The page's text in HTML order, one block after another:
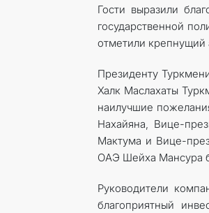
Гости выразили
государственной
отметили крепнущий
Президенту
Халк Маслахаты
наилучшие
Нахайяна, Вице-
Мактума и Вице-
ОАЭ Шейха Мансура
Руководители
благоприятный